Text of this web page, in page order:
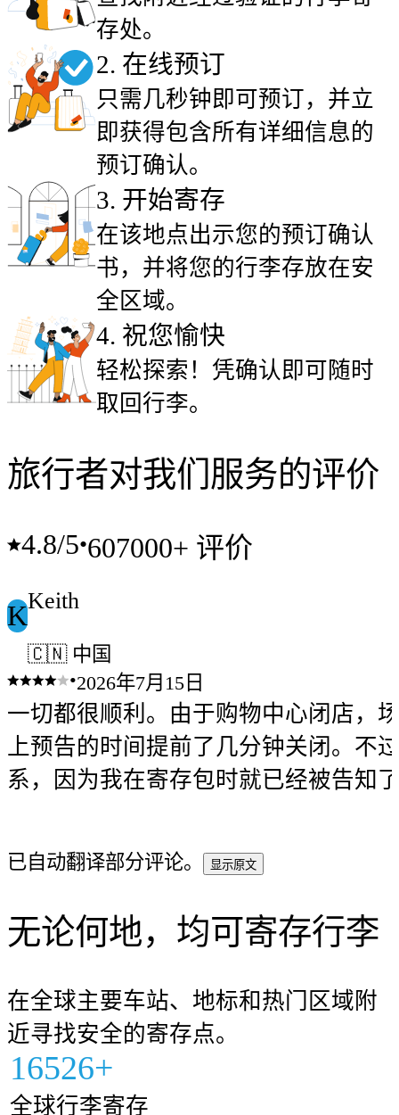
存处。
2. 在线预订
只需几秒钟即可预订，并立
即获得包含所有详细信息的
预订确认。
3. 开始寄存
在该地点出示您的预订确认
书，并将您的行李存放在安
全区域。
4. 祝您愉快
轻松探索！凭确认即可随时
取回行李。
旅行者对我们服务的评价
4.8/5•607000+ 评价
KKeith
🇨🇳 中国
•2026年7月15日
一切都很顺利。由于购物中心闭店，
上预告的时间提前了几分钟关闭。不
系，因为我在寄存包时就已经被告知
已自动翻译部分评论。 显示原文
无论何地，均可寄存行李
在全球主要车站、地标和热门区域附
近寻找安全的寄存点。
16526+
全球行李寄存